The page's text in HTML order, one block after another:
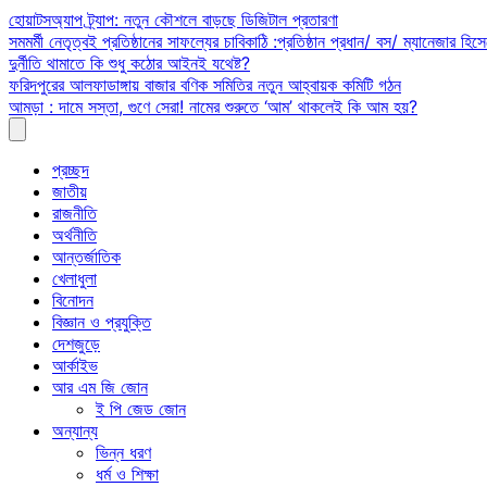
Skip
to
content
হোয়াটসঅ্যাপ ট্র্যাপ: নতুন কৌশলে বাড়ছে ডিজিটাল প্রতারণা
সমমর্মী নেতৃত্বই প্রতিষ্ঠানের সাফল্যের চাবিকাঠি :প্রতিষ্ঠান প্রধান/ বস/ ম্যানেজার
দুর্নীতি থামাতে কি শুধু কঠোর আইনই যথেষ্ট?
ফরিদপুরের আলফাডাঙ্গায় বাজার বণিক সমিতির নতুন আহ্বায়ক কমিটি গঠন
আমড়া : দামে সস্তা, গুণে সেরা! নামের শুরুতে ‘আম’ থাকলেই কি আম হয়?
প্রচ্ছদ
জাতীয়
রাজনীতি
অর্থনীতি
আন্তর্জাতিক
খেলাধুলা
বিনোদন
বিজ্ঞান ও প্রযুক্তি
দেশজুড়ে
আর্কাইভ
আর এম জি জোন
ই পি জেড জোন
অন্যান্য
ভিন্ন ধরণ
ধর্ম ও শিক্ষা